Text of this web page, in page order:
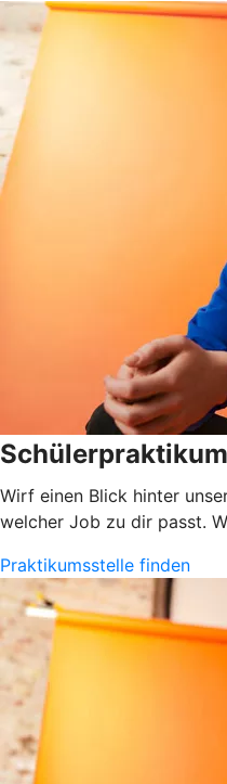
Schülerpraktikum
Wirf einen Blick hinter
welcher Job zu dir passt.
Praktikumsstelle finden